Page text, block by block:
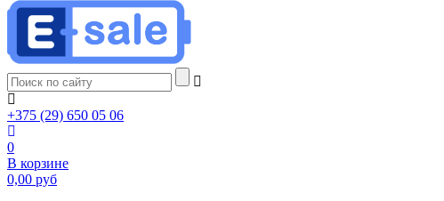
+375 (29) 650 05 06
0
В корзине
0,00 руб